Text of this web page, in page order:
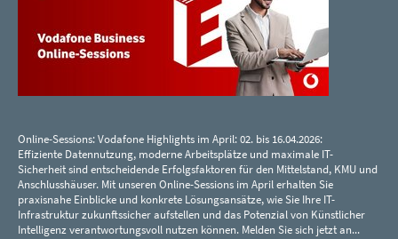
Online-Sessions: Vodafone Highlights im April: 02. bis 16.04.2026:
Effiziente Datennutzung, moderne Arbeitsplätze und maximale IT-
Sicherheit sind entscheidende Erfolgsfaktoren für den Mittelstand, KMU und
Anschlusshäuser. Mit unseren Online-Sessions im April erhalten Sie
praxisnahe Einblicke und konkrete Lösungsansätze, wie Sie Ihre IT-
Infrastruktur zukunftssicher aufstellen und das Potenzial von Künstlicher
Intelligenz verantwortungsvoll nutzen können. Melden Sie sich jetzt an...